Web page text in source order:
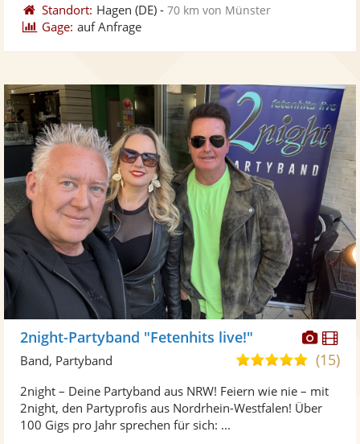
Standort: Hagen (DE) -70 km von Münster
Gage: auf Anfrage
Fotos
2night-Partyband "Fetenhits live!"
5,0
5
(15)
Band, Partyband
2night – Deine Partyband aus NRW! Feiern wie nie – mit
2night, den Partyprofis aus Nordrhein-Westfalen! Über
100 Gigs pro Jahr sprechen für sich: ...